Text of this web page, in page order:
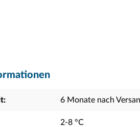
6 Monate nach
2-8 °C